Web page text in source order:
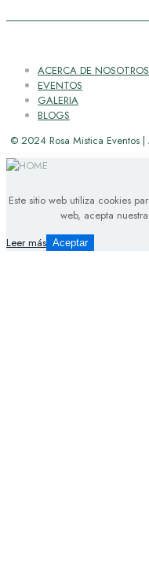
ACERCA DE NOSOTROS
EVENTOS
GALERIA
BLOGS
© 2024 Rosa Mistica Eventos |
Este sitio web utiliza cookies
web, acepta nuestra
Leer más Aceptar